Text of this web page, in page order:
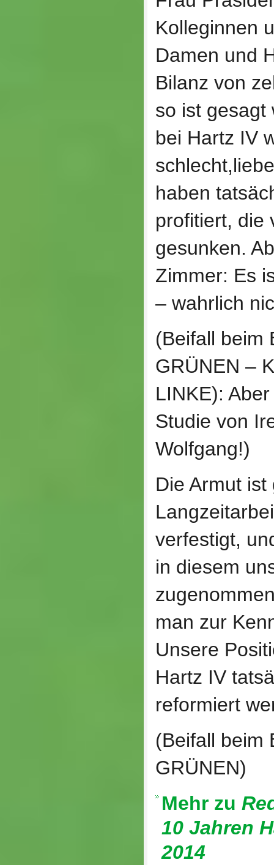
Kolleginnen
Damen und
Bilanz von
so ist gesagt
bei Hartz IV
haben
profitiert, die
gesunken.
Zimmer: Es
– wahrlich
(Beifall beim
GRÜNEN –
LINKE):
Studie von
Wolfgang!)
Die Armut
verfestigt,
in diesem
man zur
Unsere
Hartz IV
reformiert
(Beifall beim
GRÜNEN)
Mehr zu
10 Jahren
2014